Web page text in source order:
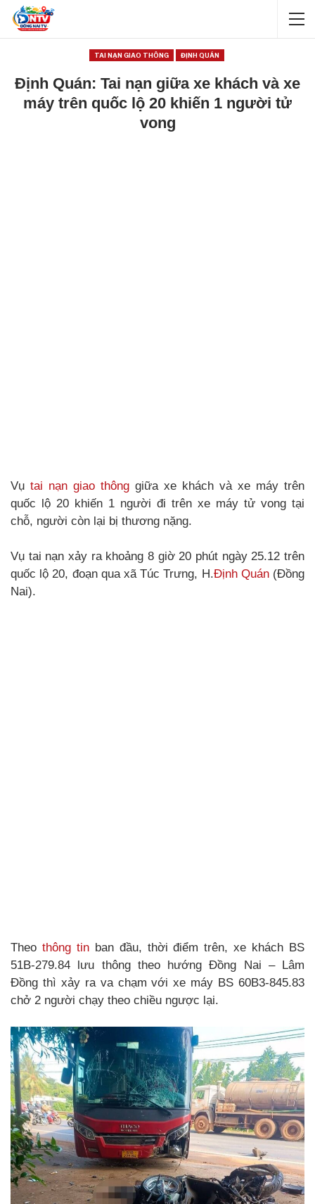
TAI NẠN GIAO THÔNG ĐỊNH QUÁN
Định Quán: Tai nạn giữa xe khách và xe
máy trên quốc lộ 20 khiến 1 người tử
vong
Vụ tai nạn giao thông giữa xe khách và xe máy trên
quốc lộ 20 khiến 1 người đi trên xe máy tử vong tại
chỗ, người còn lại bị thương nặng.
Vụ tai nạn xảy ra khoảng 8 giờ 20 phút ngày 25.12 trên
quốc lộ 20, đoạn qua xã Túc Trưng, H.Định Quán(Đồng
Nai).
Theo thông tinban đầu, thời điểm trên, xe khách BS
51B-279.84 lưu thông theo hướng Đồng Nai – Lâm
Đồng thì xảy ra va chạm với xe máy BS 60B3-845.83
chở 2 người chạy theo chiều ngược lại.